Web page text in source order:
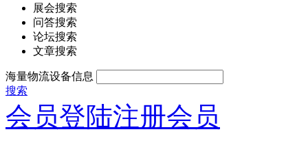
展会搜索
问答搜索
论坛搜索
文章搜索
海量物流设备信息
搜索
会员登陆注册会员